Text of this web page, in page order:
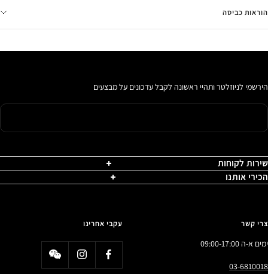
הוראות כביסה
הירשמי לניוזלטר ותהיי ראשונה לקבל עדכונים על מבצעים
שירות לקוחות
הכירי אותנו
צרי קשר
ימים א-ה 09:00-17:00
03-6810018
עקבי אחרינו